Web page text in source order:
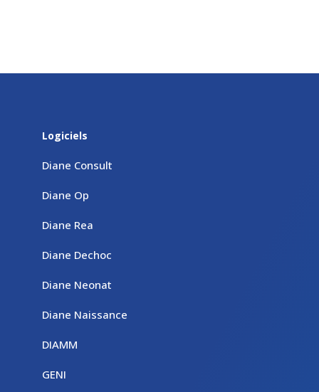
Logiciels
Diane Consult
Diane Op
Diane Rea
Diane Dechoc
Diane Neonat
Diane Naissance
DIAMM
GENI